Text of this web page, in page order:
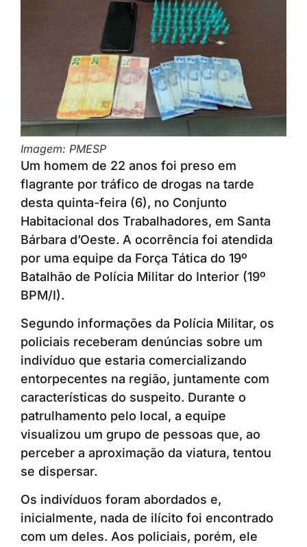
Imagem: PMESP
Um homem de 22 anos foi preso em
flagrante por tráfico de drogas na tarde
desta quinta-feira (6), no Conjunto
Habitacional dos Trabalhadores, em Santa
Bárbara d’Oeste. A ocorrência foi atendida
por uma equipe da Força Tática do 19º
Batalhão de Polícia Militar do Interior (19º
BPM/I).
Segundo informações da Polícia Militar, os
policiais receberam denúncias sobre um
indivíduo que estaria comercializando
entorpecentes na região, juntamente com
características do suspeito. Durante o
patrulhamento pelo local, a equipe
visualizou um grupo de pessoas que, ao
perceber a aproximação da viatura, tentou
se dispersar.
Os indivíduos foram abordados e,
inicialmente, nada de ilícito foi encontrado
com um deles. Aos policiais, porém, ele